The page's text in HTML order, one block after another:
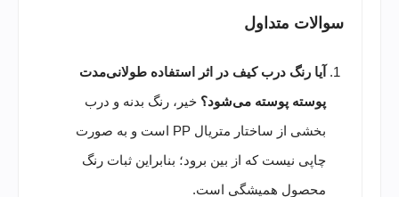
سوالات متداول
آیا رنگ درب کیف در اثر استفاده طولانی‌مدت
پوسته پوسته می‌شود؟ خیر، رنگ بدنه و درب
بخشی از ساختار متریال PP است و به صورت
چاپی نیست که از بین برود؛ بنابراین ثبات رنگ
محصول همیشگی است.